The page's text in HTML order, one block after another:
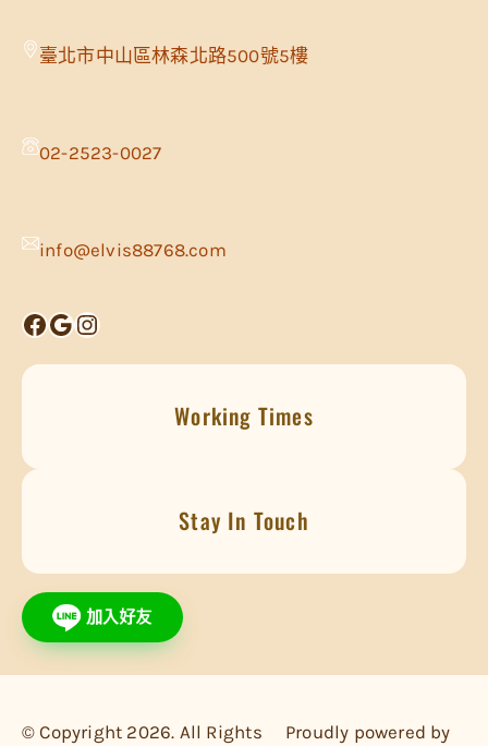
臺北市中山區林森北路500號5樓
02-2523-0027
info@elvis88768.com
Facebook Google Instagram
Working Times
Stay In Touch
© Copyright 2026. All Rights Proudly powered by